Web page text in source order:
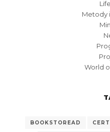
Metody
World
BOOKSTOREAD